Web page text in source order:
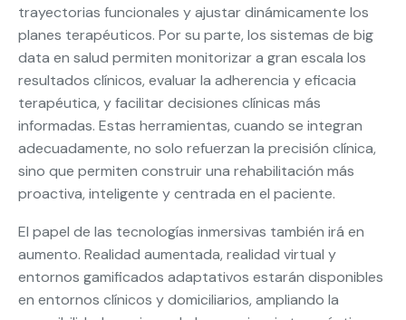
trayectorias funcionales y ajustar dinámicamente los
planes terapéuticos. Por su parte, los sistemas de big
data en salud permiten monitorizar a gran escala los
resultados clínicos, evaluar la adherencia y eficacia
terapéutica, y facilitar decisiones clínicas más
informadas. Estas herramientas, cuando se integran
adecuadamente, no solo refuerzan la precisión clínica,
sino que permiten construir una rehabilitación más
proactiva, inteligente y centrada en el paciente.
El papel de las tecnologías inmersivas también irá en
aumento. Realidad aumentada, realidad virtual y
entornos gamificados adaptativos estarán disponibles
en entornos clínicos y domiciliarios, ampliando la